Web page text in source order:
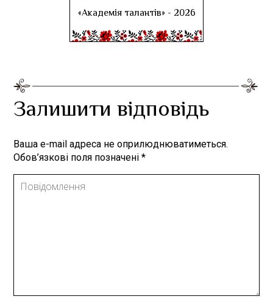
«Академія талантів» - 2026
Залишити відповідь
Ваша e-mail адреса не оприлюднюватиметься.
Обов’язкові поля позначені*